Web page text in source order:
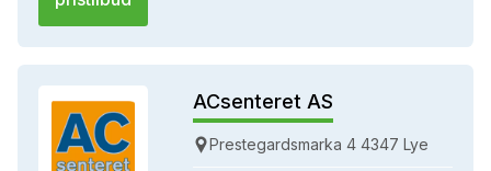
ACsenteret AS
Prestegardsmarka 4 4347 Lye